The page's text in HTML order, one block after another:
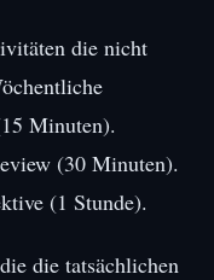
die nicht
Minuten).
(30 Minuten).
(1 Stunde).
die tatsächlichen